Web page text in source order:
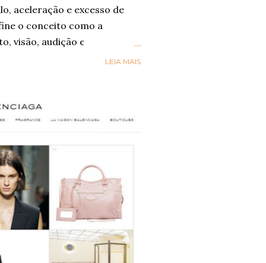
aceleração e excesso de
o conceito como a
visão, audição e paladar
estar, presença e conexão .
globais. A Accenture , em
o movimento de Social
e riqueza sensorial nas
da consultoria, 42%
mais prazerosa da última
LEIA MAIS